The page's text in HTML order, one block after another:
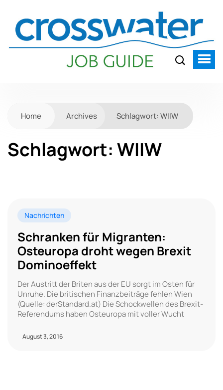
Home Archives Schlagwort: WIIW
Schlagwort: WIIW
Nachrichten
Schranken für Migranten:
Osteuropa droht wegen Brexit
Dominoeffekt
Der Austritt der Briten aus der EU sorgt im Osten für
Unruhe. Die britischen Finanzbeiträge fehlen Wien
(Quelle: derStandard.at) Die Schockwellen des Brexit-
Referendums haben Osteuropa mit voller Wucht
August 3, 2016